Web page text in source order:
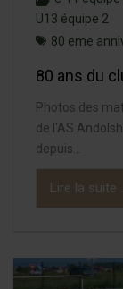
U13 équipe 2
80 eme
80 ans du
Photos des
de l'AS
depuis...
Lire la suite